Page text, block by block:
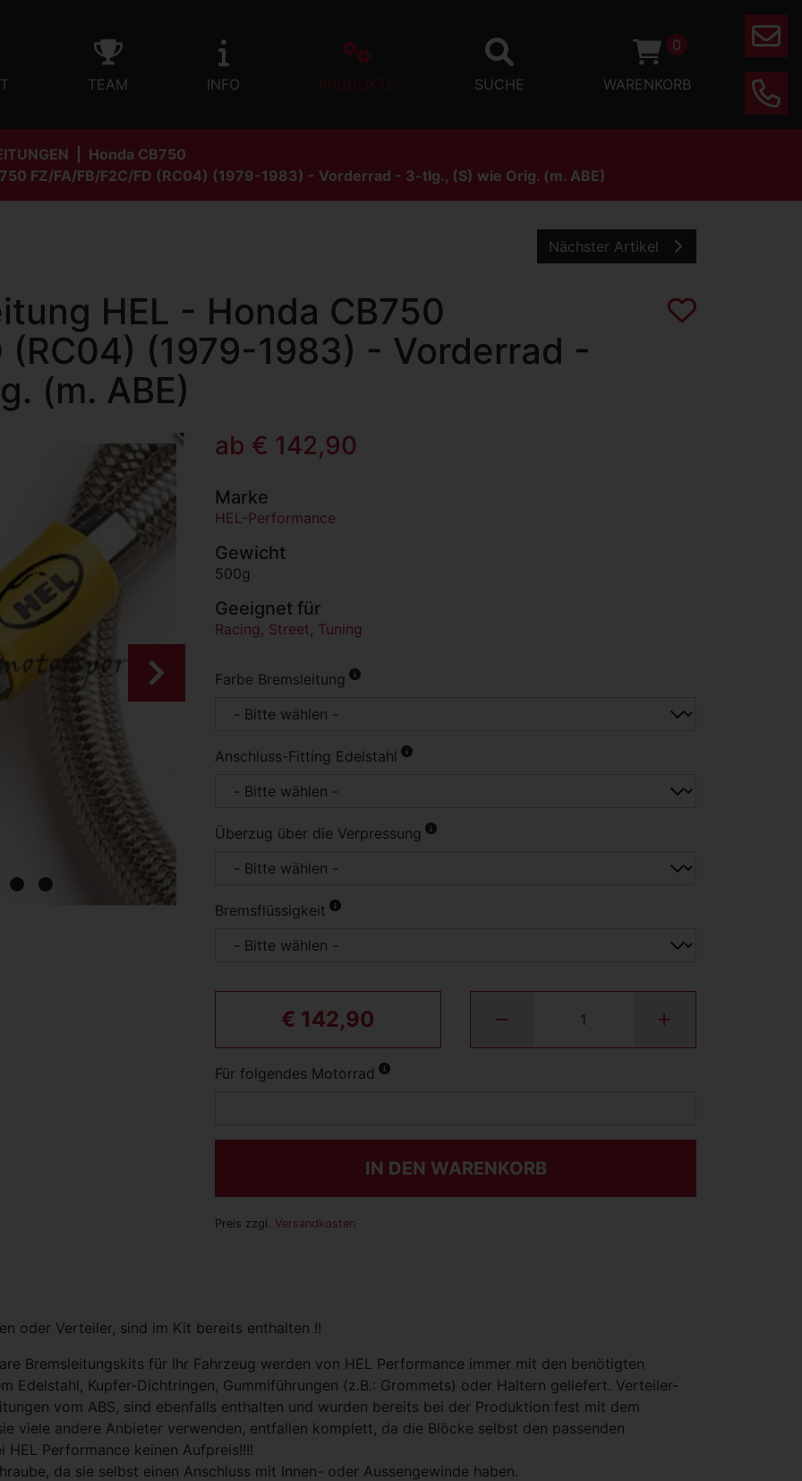
TEAM INFO PRODUKTE SUCHE WARENKORB
0
Mail
Phone
Honda CB750
FZ/FA/FB/F2C/FD (RC04) (1979-1983) - Vorderrad - 3-tlg., (S) wie Orig. (m. ABE)
Nächster Artikel
HEL - Honda CB750
(RC04) (1979-1983) - Vorderrad -
(m. ABE)
ab € 142,90
Marke
HEL-Performance
Gewicht
500g
Geeignet für
Racing , Street, Tuning
Farbe Bremsleitung
Anschluss-Fitting Edelstahl
Überzug über die Verpressung
Bremsflüssigkeit
€ 142,90
Für folgendes Motorrad
IN DEN WARENKORB
Preis zzgl. Versandkosten
oder Verteiler, sind im Kit bereits enthalten !!
Bremsleitungskits für Ihr Fahrzeug werden von HEL Performance immer mit den benötigten
Edelstahl, Kupfer-Dichtringen, Gummiführungen (z.B.: Grommets) oder Haltern geliefert. Verteiler-
vom ABS, sind ebenfalls enthalten und wurden bereits bei der Produktion fest mit dem
viele andere Anbieter verwenden, entfallen komplett, da die Blöcke selbst den passenden
HEL Performance keinen Aufpreis!!!!
da sie selbst einen Anschluss mit Innen- oder Aussengewinde haben.